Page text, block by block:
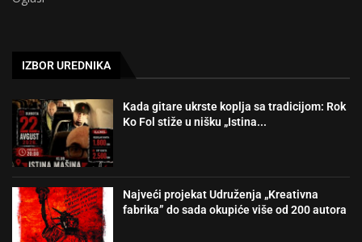
IZBOR UREDNIKA
Kada gitare ukrste koplja sa tradicijom: Rok
Ko Fol stiže u nišku „Istina...
Najveći projekat Udruženja „Kreativna
fabrika” do sada okupiće više od 200 autora